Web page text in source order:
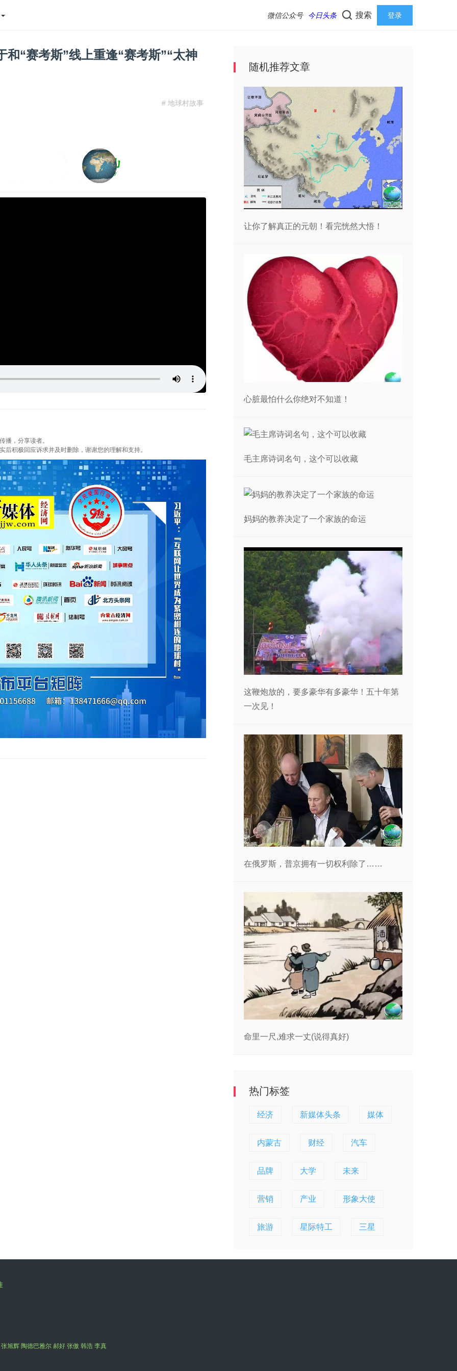
微信公众号 今日头条 搜索 登录
“赛考斯”线上重逢“赛考斯”“太神
# 地球村故事
播，分享读者。
积极回应诉求并及时删除，谢谢您的理解和支持。
随机推荐文章
让你了解真正的元朝！看完恍然大悟！
心脏最怕什么你绝对不知道！
毛主席诗词名句，这个可以收藏
妈妈的教养决定了一个家族的命运
这鞭炮放的，要多豪华有多豪华！五十年第
一次见！
在俄罗斯，普京拥有一切权利除了……
命里一尺,难求一丈(说得真好)
热门标签
经济 新媒体头条 媒体
内蒙古 财经 汽车
品牌 大学 未来
营销 产业 形象大使
旅游 星际特工 三星
旭辉 陶德巴雅尔 郝好 张傲 韩浩 李真